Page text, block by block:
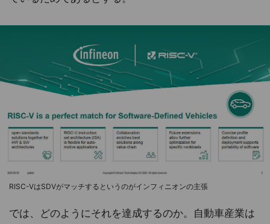
RISC-VはSDVがマッチするというのがインフィニオンの主張
では、どのようにそれを達成するのか。自動車産業は